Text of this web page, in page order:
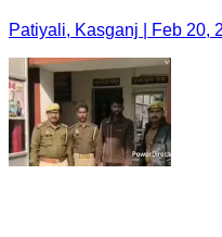
Patiyali, Kasganj | Feb 20,